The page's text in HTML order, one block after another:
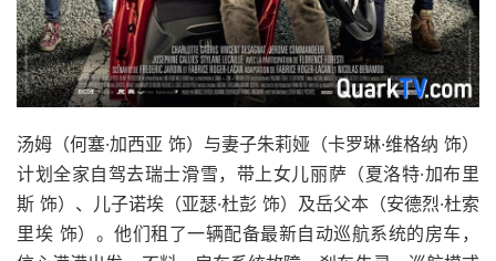
汤姆（何塞·加西亚 饰）与妻子朱莉娅（卡罗琳·维格纳 饰）
计划全家自驾去瑞士滑雪，带上女儿丽萨（夏洛特·加布里
斯 饰）、儿子诺埃（亚瑟·杜彭 饰）及岳父本（安德烈·杜索
里埃 饰）。他们租了一辆配备最新自动巡航系统的房车，